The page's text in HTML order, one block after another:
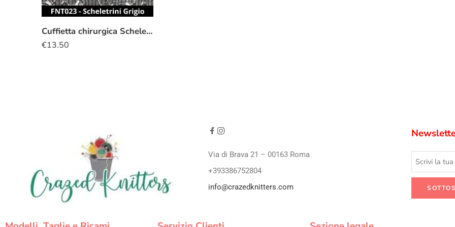
Cuffietta chirurgica Scheletrini
€13.50
Via di Brava 21 – 00163 Roma
+393386752804
info@crazedknitters.com